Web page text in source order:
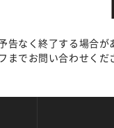
告なく終了する場合が
までお問い合わせくだ